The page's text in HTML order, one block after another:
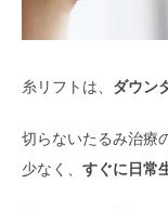
糸リフトは、 ダウン
切らないたるみ治療
少なく、 すぐに日常